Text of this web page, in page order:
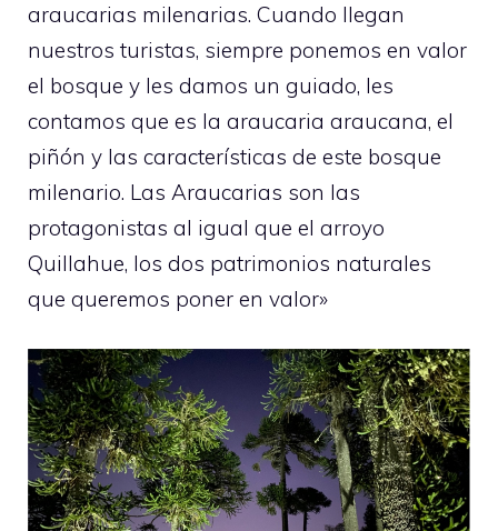
araucarias milenarias. Cuando llegan
nuestros turistas, siempre ponemos en valor
el bosque y les damos un guiado, les
contamos que es la araucaria araucana, el
piñón y las características de este bosque
milenario. Las Araucarias son las
protagonistas al igual que el arroyo
Quillahue, los dos patrimonios naturales
que queremos poner en valor»